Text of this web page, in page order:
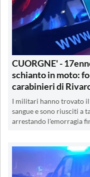
CUORGNE' -
schianto in moto:
carabinieri di
I militari hanno trovato il
sangue e sono riusciti a
arrestando l'emorragia